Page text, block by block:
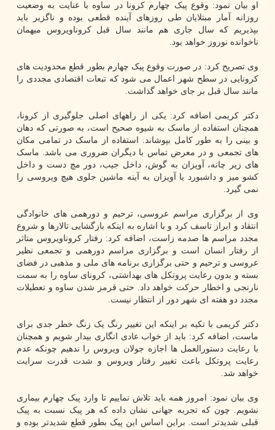
او بیان نمود: وقوع پیک چهارم کرونا در ساوه با عنایت به وضعیت
روزانه آمار مبتلایان طی روزهای آینده قطعی بوده و ناگزیر باید
بپذیریم که سال جاری هم مانند سال قبل کروناویروس میهمان
ناخوانده نوروز خواهد بود.
وی تصریح کرد: در صورت وقوع پیک چهارم بطور قطع محدودیت های
کرونایی در سطح شهر اعمال می شود که تبعات اقتصادی مجددی را
مانند سال قبل بر جای خواهد گذاشت.
دکتر کریمی اضافه کرد: یکی از راههای اصلی جلوگیری از کرونا،
همچنان استفاده از ماسک به شیوه صحیح است، به صورتی که دهان
و بینی را به طور کامل بپوشاند. استفاده از ماسک در تمامی مکان
های تجمعی و در معرض تماس با دیگران ضروری می باشد. ماسک
های زیر چانه، آویزان به گوش، داخل جیب، دور مچ دست و داخل
کشو میز و داشبورد یا آویزان به آینه ماشین جلوی هیچ ویروسی را
نمی گیرد.
وی از برگزاری مراسم عروسی، ترحیم و دورهمی های خانوادگی
انتقاد و ابراز تاسف کرد و با اشاره به اینکه بازگشایی تالارها و شروع
مجدد مراسم ها صدمه زاست، اضافه کرد: رفتار کروناویروس متاثر
از رفتار انسان است و برگزاری مراسم دورهمی و تجمعی نظیر
عروسی و ترحیم و حتی برگزاری برنامه های ملی و مذهبی در فضای
بسته و بدون رعایت پروتکل های بهداشتی، کرونای ساوه را به سمت
نارنجی و اخطار حرکت خواهد داد. حتی قرمز شدن ساوه و تعطیلات
مجدد دو هفته ای شهر دور از انتظار نیست.
دکتر کریمی با تکیه بر اینکه این تغییر رنگ یک زنگ خطر جدی برای
ماست، اضافه کرد: باید از خواب عادی انگاری بیدار شویم و همچنان
با رعایت دستورالعمل ها اجازه جولان ویروس را ندهیم چونکه عدم
رعایت پروتکل باعث تغییر رفتار ویروس و شدت قدرت سرایت
خواهد شد.
وی بیان نمود: امروز همه باید تلاش نماییم تا وارد پیک چهارم بیماری
نشویم. چون که تجربه جهانی نشان داده که هر پیک نسبت به پیک
قبلی شدیدتر است. براین اساس این پیک بطور قطع شدیدتر بوده و